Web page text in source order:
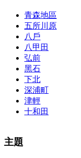
青森地區
五所川原
八戶
八甲田
弘前
黑石
下北
深浦町
津輕
十和田
The alertness of CCNA
exam, you can do with
主題